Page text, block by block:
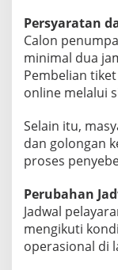
Persyaratan
Calon
minimal dua
Pembelian
online melalui
Selain itu,
dan golongan
proses
Perubahan
Jadwal
mengikuti
operasional di